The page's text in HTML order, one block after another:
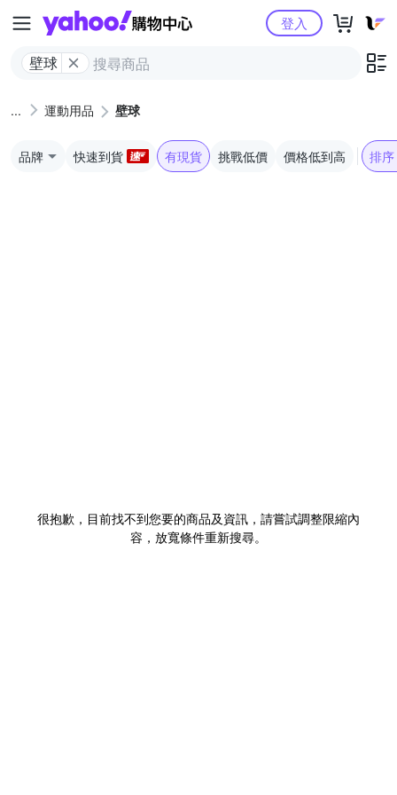
Yahoo購物中心
壁球
登入
運動用品 壁球
品牌 快速到貨 有現貨 挑戰低價 價格低到高 排序
很抱歉，目前找不到您要的商品及資訊，請嘗試調整限縮內
容，放寬條件重新搜尋。